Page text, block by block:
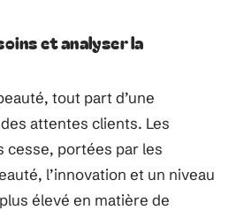
et analyser la
tout part d’une
attentes clients. Les
cesse, portées par les
l’innovation et un niveau
élevé en matière de